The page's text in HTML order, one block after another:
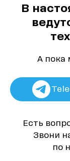
В
А пока
Есть
Звони
по